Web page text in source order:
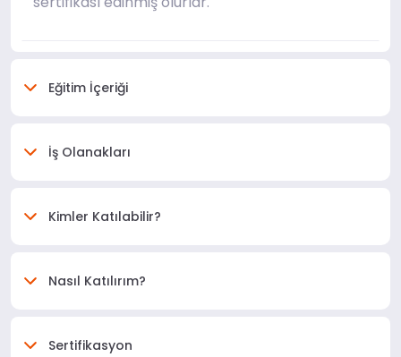
Eğitim İçeriği
İş Olanakları
Kimler Katılabilir?
Nasıl Katılırım?
Sertifikasyon